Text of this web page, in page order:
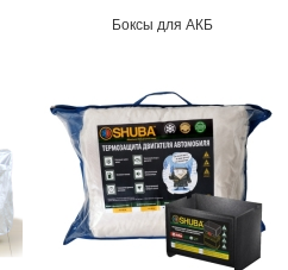
Боксы для АКБ